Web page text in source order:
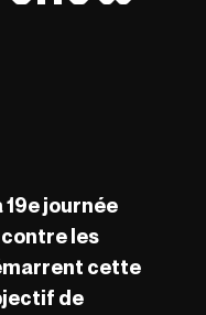
journée
contre les
cette
de